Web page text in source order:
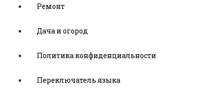
Ремонт
Дача и огород
Политика конфиденциальности
Переключатель языка